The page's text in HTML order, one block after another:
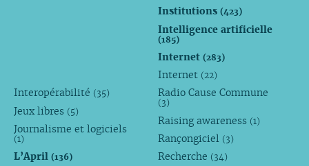
Institutions(423)
Intelligence artificielle
(185)
Internet(283)
Internet (22)
Interopérabilité (35)
Jeux libres (5)
Journalisme et logiciels
(1)
L’April (136)
Radio Cause Commune
(3)
Raising awareness (1)
Rançongiciel (3)
Recherche (34)